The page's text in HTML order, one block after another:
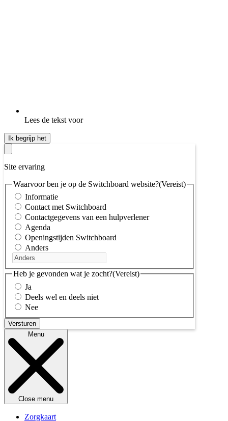
Lees de tekst voor
Ik begrijp het
Site ervaring
Waarvoor ben je op de Switchboard website?(Vereist)
Informatie
Contact met Switchboard
Contactgegevens van een hulpverlener
Agenda
Openingstijden Switchboard
Anders
Heb je gevonden wat je zocht?(Vereist)
Ja
Deels wel en deels niet
Nee
Menu
Close menu
Zorgkaart